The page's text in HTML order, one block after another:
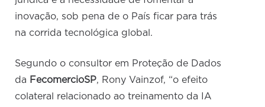
inovação, sob pena de o País ficar para trás
na corrida tecnológica global.
Segundo o consultor em Proteção de Dados
da FecomercioSP, Rony Vainzof, “o efeito
colateral relacionado ao treinamento da IA